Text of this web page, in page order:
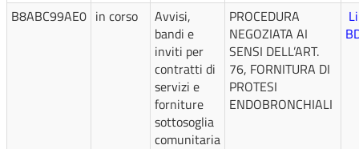
B8ABC99AE0 in corso
Avvisi,
bandi e
inviti per
contratti di
servizi e
forniture
sottosoglia
comunitaria
PROCEDURA
NEGOZIATA AI
SENSI DELL’ART.
76, FORNITURA DI
PROTESI
ENDOBRONCHIALI